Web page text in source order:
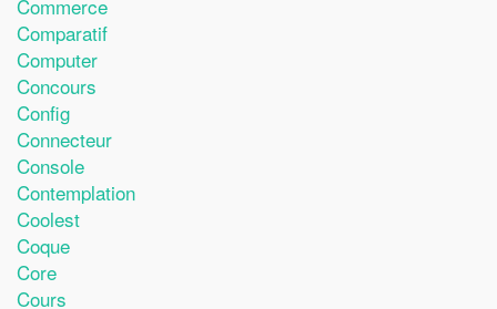
Commerce
Comparatif
Computer
Concours
Config
Connecteur
Console
Contemplation
Coolest
Coque
Core
Cours